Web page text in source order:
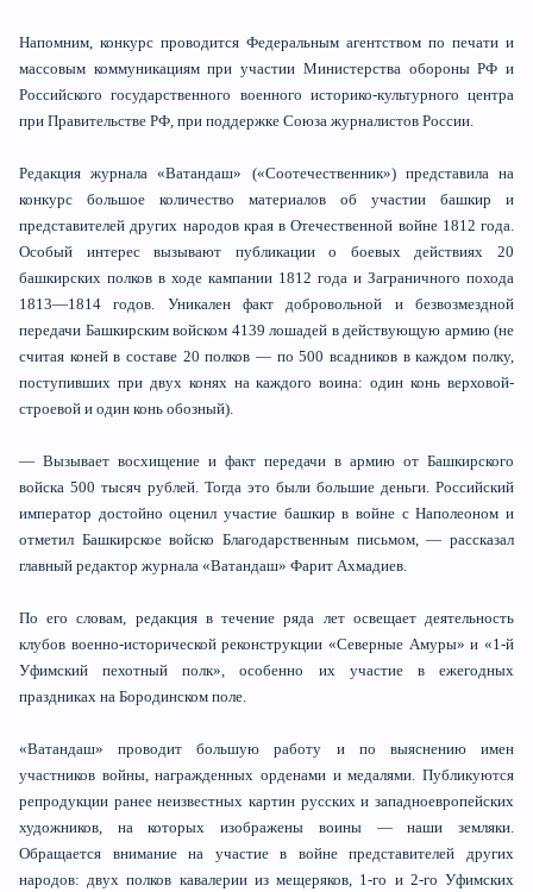
Напомним, конкурс проводится Федеральным агентством по печати и
массовым коммуникациям при участии Министерства обороны РФ и
Российского государственного военного историко-культурного центра
при Правительстве РФ, при поддержке Союза журналистов России.
Редакция журнала «Ватандаш» («Соотечественник») представила на
конкурс большое количество материалов об участии башкир и
представителей других народов края в Отечественной войне 1812 года.
Особый интерес вызывают публикации о боевых действиях 20
башкирских полков в ходе кампании 1812 года и Заграничного похода
1813—1814 годов. Уникален факт добровольной и безвозмездной
передачи Башкирским войском 4139 лошадей в действующую армию (не
считая коней в составе 20 полков — по 500 всадников в каждом полку,
поступивших при двух конях на каждого воина: один конь верховой-
строевой и один конь обозный).
— Вызывает восхищение и факт передачи в армию от Башкирского
войска 500 тысяч рублей. Тогда это были большие деньги. Российский
император достойно оценил участие башкир в войне с Наполеоном и
отметил Башкирское войско Благодарственным письмом, — рассказал
главный редактор журнала «Ватандаш» Фарит Ахмадиев.
По его словам, редакция в течение ряда лет освещает деятельность
клубов военно-исторической реконструкции «Северные Амуры» и «1-й
Уфимский пехотный полк», особенно их участие в ежегодных
праздниках на Бородинском поле.
«Ватандаш» проводит большую работу и по выяснению имен
участников войны, награжденных орденами и медалями. Публикуются
репродукции ранее неизвестных картин русских и западноевропейских
художников, на которых изображены воины — наши земляки.
Обращается внимание на участие в войне представителей других
народов: двух полков кавалерии из мещеряков, 1-го и 2-го Уфимских